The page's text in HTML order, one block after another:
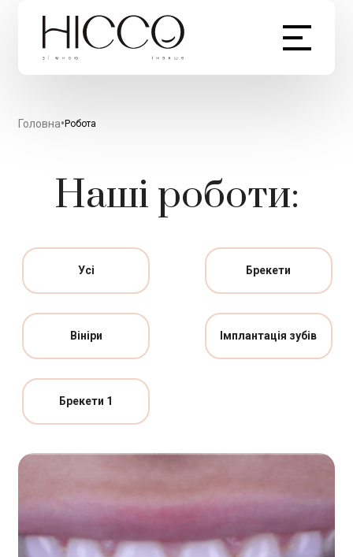
Головна•Робота
Наші роботи:
Усі Брекети
Вініри Імплантація зубів
Брекети 1